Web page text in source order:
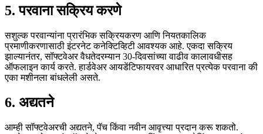
5. परवाना सक्रिय करणे
सशुल्क परवान्यांना प्रारंभिक सक्रियकरण आणि नियतकालिक
प्रमाणीकरणासाठी इंटरनेट कनेक्टिव्हिटी आवश्यक आहे. एकदा सक्रिय
झाल्यानंतर, सॉफ्टवेअर वैधतेदरम्यान 30-दिवसांच्या वाढीव कालावधीसह
ऑफलाइन कार्य करते. हार्डवेअर आयडेंटिफायरवर आधारित प्रत्येक परवाना की
एका मशीनला बांधलेली असते.
6. अद्यतने
आम्ही सॉफ्टवेअरची अद्यतने, पॅच किंवा नवीन आवृत्त्या प्रदान करू शकतो.